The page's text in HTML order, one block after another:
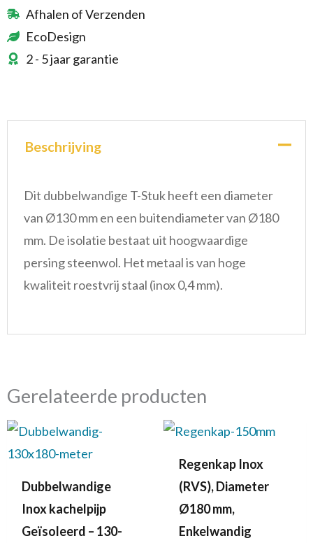
Afhalen of Verzenden
EcoDesign
2 - 5 jaar garantie
Beschrijving
Dit dubbelwandige T-Stuk heeft een diameter
van Ø130 mm en een buitendiameter van Ø180
mm. De isolatie bestaat uit hoogwaardige
persing steenwol. Het metaal is van hoge
kwaliteit roestvrij staal (inox 0,4 mm).
Gerelateerde producten
Dubbelwandige
Inox kachelpijp
Geïsoleerd – 130-
Regenkap Inox
(RVS), Diameter
Ø180 mm,
Enkelwandig